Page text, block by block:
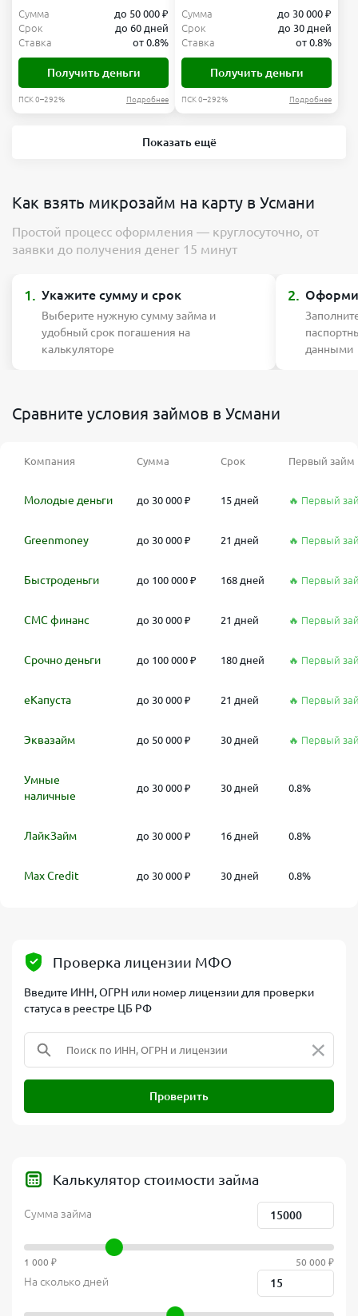
Сумма
до 50 000 ₽
Срок
до 60 дней
Ставка
от 0.8%
Получить деньги
ПСК 0–292% Подробнее
Сумма
до 30 000 ₽
Срок
до 30 дней
Ставка
от 0.8%
Получить деньги
ПСК 0–292% Подробнее
Показать ещё
Как взять микрозайм на карту в Усмани
Простой процесс оформления — круглосуточно, от
заявки до получения денег 15 минут
1. Укажите сумму и срок
Выберите нужную сумму займа и
удобный срок погашения на
калькуляторе
2.
данными
Сравните условия займов в Усмани
Компания Сумма Срок Первый займ
Молодые деньги до 30 000 ₽ 15 дней 🔥 Первый
Greenmoney до 30 000 ₽ 21 дней 🔥 Первый
Быстроденьги до 100 000 ₽ 168 дней 🔥 Первый
СМС финанс до 30 000 ₽ 21 дней 🔥 Первый
Срочно деньги до 100 000 ₽ 180 дней 🔥 Первый
еКапуста до 30 000 ₽ 21 дней 🔥 Первый
Эквазайм до 50 000 ₽ 30 дней 🔥 Первый
Умные
наличные
до 30 000 ₽ 30 дней 0.8%
ЛайкЗайм до 30 000 ₽ 16 дней 0.8%
Max Credit до 30 000 ₽ 30 дней 0.8%
Проверка лицензии МФО
Введите ИНН, ОГРН или номер лицензии для проверки
статуса в реестре ЦБ РФ
Проверить
×
Калькулятор стоимости займа
Сумма займа
1 000 ₽ 50 000 ₽
На сколько дней